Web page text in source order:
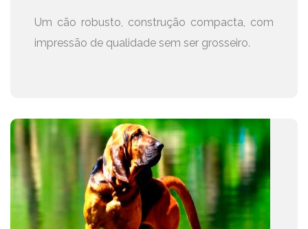
Um cão robusto, construção compacta, com
impressão de qualidade sem ser grosseiro.